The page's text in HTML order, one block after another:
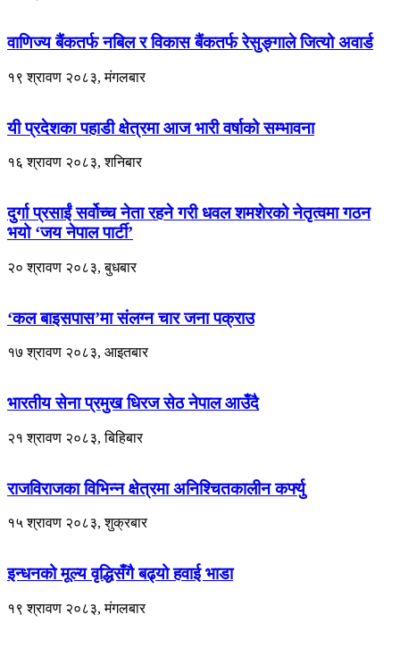
वाणिज्य बैंकतर्फ नबिल र विकास बैंकतर्फ रेसुङ्गाले जित्यो अवार्ड
१९ श्रावण २०८३, मंगलबार
यी प्रदेशका पहाडी क्षेत्रमा आज भारी वर्षाको सम्भावना
१६ श्रावण २०८३, शनिबार
दुर्गा प्रसाईं सर्वोच्च नेता रहने गरी धवल शमशेरको नेतृत्वमा गठन
भयो ‘जय नेपाल पार्टी’
२० श्रावण २०८३, बुधबार
‘कल बाइसपास’मा संलग्न चार जना पक्राउ
१७ श्रावण २०८३, आइतबार
भारतीय सेना प्रमुख धिरज सेठ नेपाल आउँदै
२१ श्रावण २०८३, बिहिबार
राजविराजका विभिन्न क्षेत्रमा अनिश्चितकालीन कर्फ्यु
१५ श्रावण २०८३, शुक्रबार
इन्धनको मूल्य वृद्धिसँगै बढ्यो हवाई भाडा
१९ श्रावण २०८३, मंगलबार